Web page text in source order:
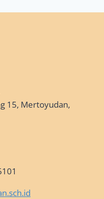
15, Mertoyudan,